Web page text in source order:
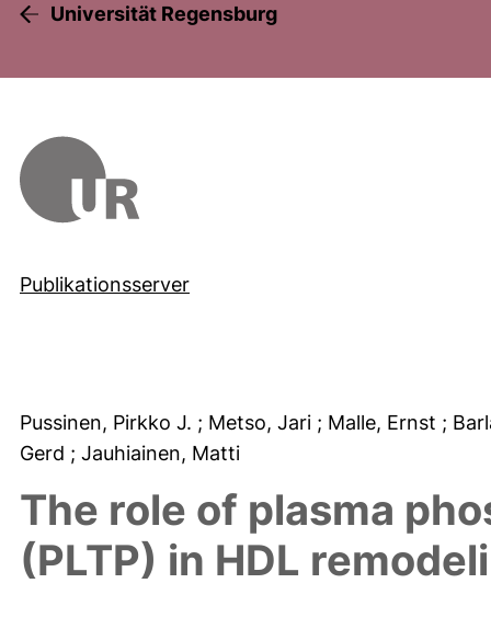
Universität Regensburg
Publikationsserver
Pussinen, Pirkko J. ; Metso, Jari ; Malle, Ernst ;
Gerd ; Jauhiainen, Matti
The role of plasma
(PLTP) in HDL